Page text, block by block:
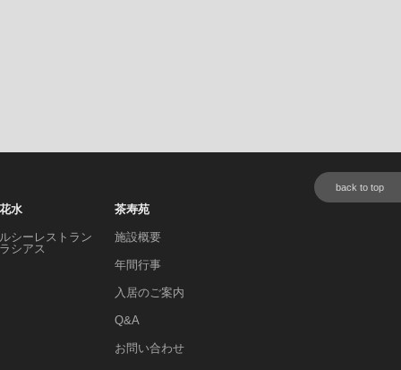
back to top
水
シーレストラン
シアス
茶寿苑
施設概要
年間行事
入居のご案内
Q&A
お問い合わせ